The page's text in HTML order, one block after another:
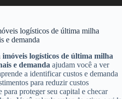
logísticos de última milha
e demanda
logísticos de última milha
e demanda ajudam você a ver
a identificar custos e demanda
para reduzir custos
proteger seu capital e checar